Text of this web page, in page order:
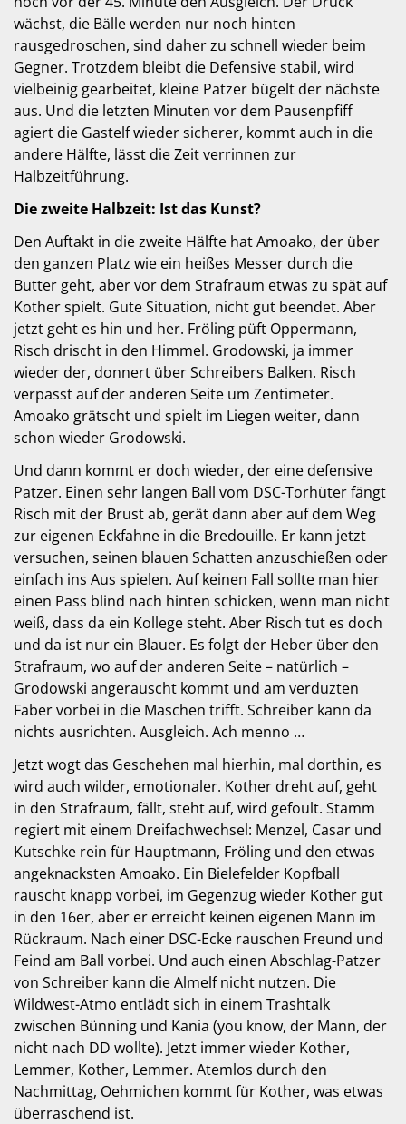
wächst, die Bälle werden nur noch hinten
rausgedroschen, sind daher zu schnell wieder beim
Gegner. Trotzdem bleibt die Defensive stabil, wird
vielbeinig gearbeitet, kleine Patzer bügelt der nächste
aus. Und die letzten Minuten vor dem Pausenpfiff
agiert die Gastelf wieder sicherer, kommt auch in die
andere Hälfte, lässt die Zeit verrinnen zur
Halbzeitführung.
Die zweite Halbzeit: Ist das Kunst?
Den Auftakt in die zweite Hälfte hat Amoako, der über
den ganzen Platz wie ein heißes Messer durch die
Butter geht, aber vor dem Strafraum etwas zu spät auf
Kother spielt. Gute Situation, nicht gut beendet. Aber
jetzt geht es hin und her. Fröling püft Oppermann,
Risch drischt in den Himmel. Grodowski, ja immer
wieder der, donnert über Schreibers Balken. Risch
verpasst auf der anderen Seite um Zentimeter.
Amoako grätscht und spielt im Liegen weiter, dann
schon wieder Grodowski.
Und dann kommt er doch wieder, der eine defensive
Patzer. Einen sehr langen Ball vom DSC-Torhüter fängt
Risch mit der Brust ab, gerät dann aber auf dem Weg
zur eigenen Eckfahne in die Bredouille. Er kann jetzt
versuchen, seinen blauen Schatten anzuschießen oder
einfach ins Aus spielen. Auf keinen Fall sollte man hier
einen Pass blind nach hinten schicken, wenn man nicht
weiß, dass da ein Kollege steht. Aber Risch tut es doch
und da ist nur ein Blauer. Es folgt der Heber über den
Strafraum, wo auf der anderen Seite – natürlich –
Grodowski angerauscht kommt und am verduzten
Faber vorbei in die Maschen trifft. Schreiber kann da
nichts ausrichten. Ausgleich. Ach menno …
Jetzt wogt das Geschehen mal hierhin, mal dorthin, es
wird auch wilder, emotionaler. Kother dreht auf, geht
in den Strafraum, fällt, steht auf, wird gefoult. Stamm
regiert mit einem Dreifachwechsel: Menzel, Casar und
Kutschke rein für Hauptmann, Fröling und den etwas
angeknacksten Amoako. Ein Bielefelder Kopfball
rauscht knapp vorbei, im Gegenzug wieder Kother gut
in den 16er, aber er erreicht keinen eigenen Mann im
Rückraum. Nach einer DSC-Ecke rauschen Freund und
Feind am Ball vorbei. Und auch einen Abschlag-Patzer
von Schreiber kann die Almelf nicht nutzen. Die
Wildwest-Atmo entlädt sich in einem Trashtalk
zwischen Bünning und Kania (you know, der Mann, der
nicht nach DD wollte). Jetzt immer wieder Kother,
Lemmer, Kother, Lemmer. Atemlos durch den
Nachmittag, Oehmichen kommt für Kother, was etwas
überraschend ist.